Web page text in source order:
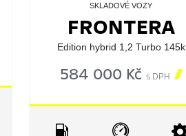
SKLADOVÉ VOZY
FRONTERA
Edition hybrid 1,2 Turbo 145k
584 000 Kč s DPH 